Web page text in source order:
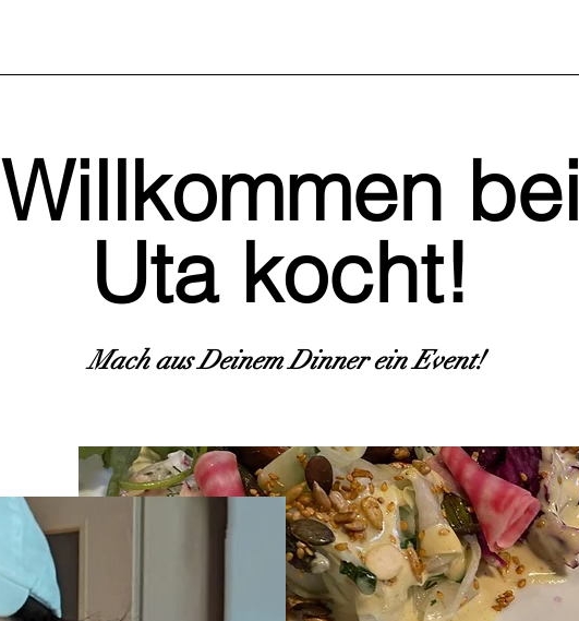
Willkommen bei
Uta kocht!
Mach aus Deinem Dinner ein Event!